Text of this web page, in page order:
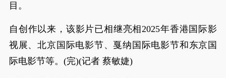
目。
自创作以来，该影片已相继亮相2025年香港国际影
视展、北京国际电影节、戛纳国际电影节和东京国
际电影节等。(完)(记者 蔡敏婕)